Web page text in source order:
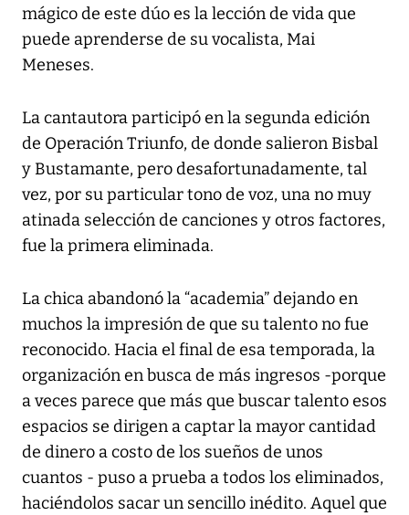
mágico de este dúo es la lección de vida que
puede aprenderse de su vocalista, Mai
Meneses.
La cantautora participó en la segunda edición
de Operación Triunfo, de donde salieron Bisbal
y Bustamante, pero desafortunadamente, tal
vez, por su particular tono de voz, una no muy
atinada selección de canciones y otros factores,
fue la primera eliminada.
La chica abandonó la “academia” dejando en
muchos la impresión de que su talento no fue
reconocido. Hacia el final de esa temporada, la
organización en busca de más ingresos -porque
a veces parece que más que buscar talento esos
espacios se dirigen a captar la mayor cantidad
de dinero a costo de los sueños de unos
cuantos - puso a prueba a todos los eliminados,
haciéndolos sacar un sencillo inédito. Aquel que